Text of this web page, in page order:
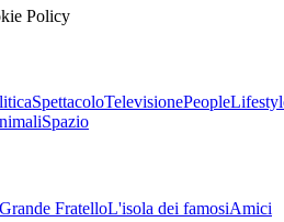
Policy
SpettacoloTelevisionePeople
Spazio
Grande FratelloL'isola dei famosiAmici